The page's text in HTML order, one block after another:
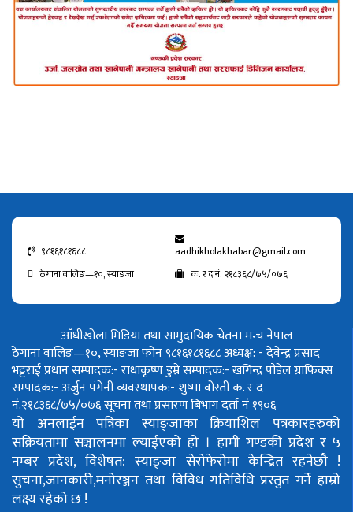
९८१६१८१६८८
aadhikholakhabar@gmail.com
ठेगाना वालिङ—१०, स्याङजा
क. र द नं. २१८३६८/७५/०७६
आँधीखोला मिडिया तथा सामुदायिक चेतना मन्च नेपाल
ठेगाना वालिङ—१०, स्याङजा फोन ९८१६१८१६८८अध्यक्ष: - देवेन्द्र प्रसाद
भट्टराईप्रधान सम्पादक:- राधाकृष्ण डुम्रेसम्पादक:- खगिन्द्र पौडेलग्राफिक्स
सम्पादक:- अर्जुन पंगेनीव्यवस्थापक:- शुष्मा वोस्तीक. र द
नं.२१८३६८/७५/०७६सूचना तथा प्रसारण बिभाग दर्ता नं १९०६
यो अनलाईन पत्रिका स्याङ्जाका क्रियाशिल पत्रकारहरुको
सक्रियतामा सञ्चालनमा ल्याईएको हो । हामी गण्डकी प्रदेश र ५
नम्बर प्रदेश, विशेषत: स्याङ्जा सेरोफेरोमा केन्द्रित रहनेछौ !
सुचना,जानकारी,मनोरञ्जन तथा विविध गतिविधि प्रस्तुत गर्ने हाम्रो
लक्ष्य रहेको छ !